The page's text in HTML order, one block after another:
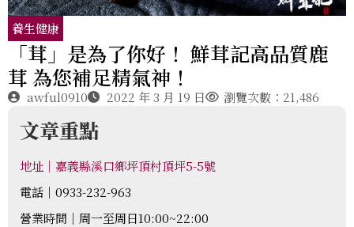
養生健康
「茸」是為了你好！ 鮮茸記高品質鹿
茸 為您補足精氣神！
awful0910 2022 年 3 月 19 日 瀏覽次數：21,486
文章重點
地址｜嘉義縣溪口鄉坪頂村頂坪5-5號
電話｜0933-232-963
營業時間｜周一至周日10:00~22:00